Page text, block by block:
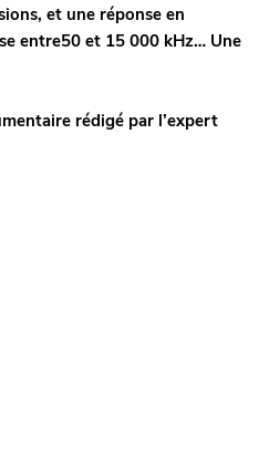
et une réponse en
entre50 et 15 000 kHz… Une
rédigé par l’expert